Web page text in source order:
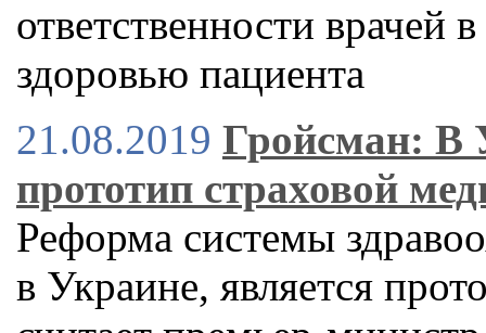
ответственности врачей
здоровью пациента
21.08.2019 Гройсман: В
прототип страховой
Реформа системы
в Украине, является